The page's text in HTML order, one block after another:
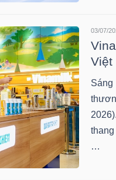
03/07/
Việt
Sáng
…